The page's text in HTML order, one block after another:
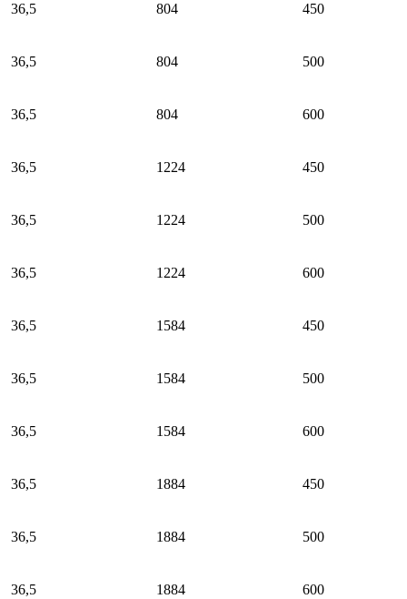
36,5 804 450
36,5 804 500
36,5 804 600
36,5 1224 450
36,5 1224 500
36,5 1224 600
36,5 1584 450
36,5 1584 500
36,5 1584 600
36,5 1884 450
36,5 1884 500
36,5 1884 600